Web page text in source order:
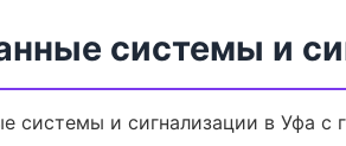
системы и
системы и сигнализации в Уфа с